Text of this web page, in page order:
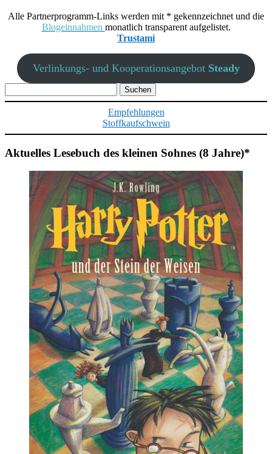
Alle Partnerprogramm-Links werden mit * gekennzeichnet und die
Blogeinnahmen monatlich transparent aufgelistet.
Trustami
Verlinkungs- und Kooperationsangebot Steady
nach:
Empfehlungen
Stoffkaufschwein
Aktuelles Lesebuch des kleinen Sohnes (8 Jahre)*